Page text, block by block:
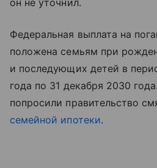
Федеральная выплата на
положена семьям при
и последующих детей в
года по 31 декабря 2030
попросили правительство
семейной ипотеки.